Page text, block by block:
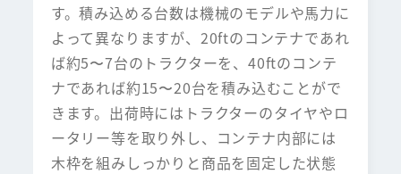
す。積み込める台数は機械のモデルや馬力に
よって異なりますが、20ftのコンテナであれ
ば約5〜7台のトラクターを、40ftのコンテ
ナであれば約15〜20台を積み込むことがで
きます。出荷時にはトラクターのタイヤやロ
ータリー等を取り外し、コンテナ内部には
木枠を組みしっかりと商品を固定した状態